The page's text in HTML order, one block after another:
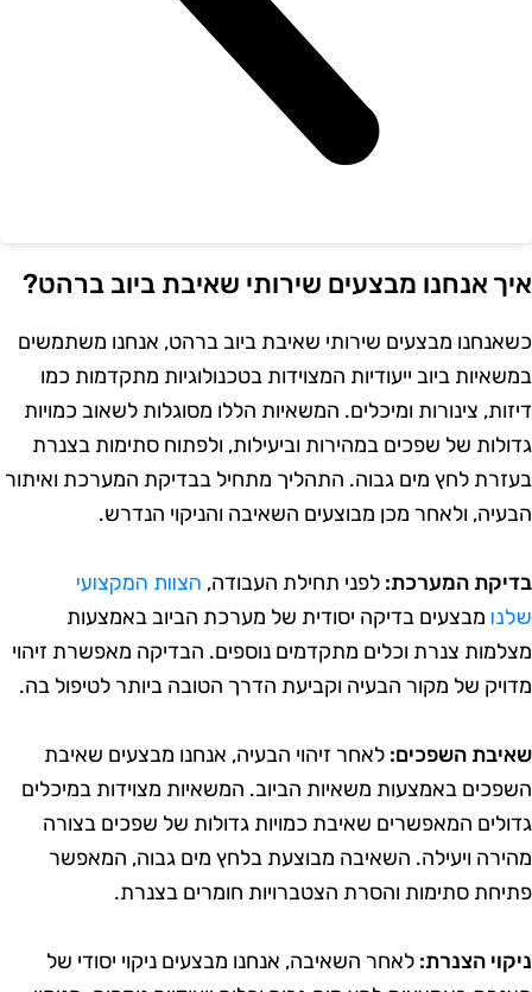
אנחנו מבצעים שירותי שאיבת ביוב ברהט?
מבצעים שירותי שאיבת ביוב ברהט, אנחנו משתמשים
ביוב ייעודיות המצוידות בטכנולוגיות מתקדמות כמו
צינורות ומיכלים. המשאיות הללו מסוגלות לשאוב כמויות
של שפכים במהירות וביעילות, ולפתוח סתימות בצנרת
לחץ מים גבוה. התהליך מתחיל בבדיקת המערכת ואיתור
ולאחר מכן מבוצעים השאיבה והניקוי הנדרש.
המערכת:לפני תחילת העבודה,הצוות המקצועי
מבצעים בדיקה יסודית של מערכת הביוב באמצעות
צנרת וכלים מתקדמים נוספים. הבדיקה מאפשרת זיהוי
של מקור הבעיה וקביעת הדרך הטובה ביותר לטיפול בה.
השפכים:לאחר זיהוי הבעיה, אנחנו מבצעים שאיבת
באמצעות משאיות הביוב. המשאיות מצוידות במיכלים
המאפשרים שאיבת כמויות גדולות של שפכים בצורה
ויעילה. השאיבה מבוצעת בלחץ מים גבוה, המאפשר
סתימות והסרת הצטברויות חומרים בצנרת.
הצנרת:לאחר השאיבה, אנחנו מבצעים ניקוי יסודי של